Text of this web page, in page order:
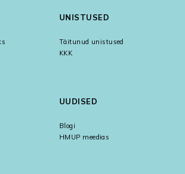
UNISTUSED
Täitunud unistused
KKK
UUDISED
Blogi
HMUP meedias